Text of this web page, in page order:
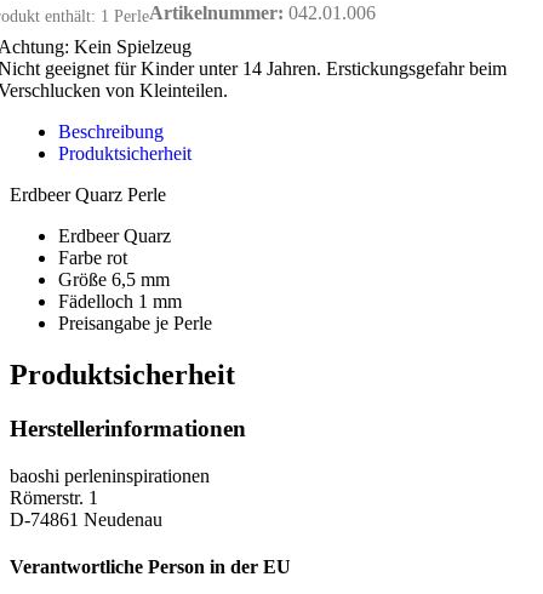
enthält: 1 PerleArtikelnummer: 042.01.006
Kein Spielzeug
geeignet für Kinder unter 14 Jahren. Erstickungsgefahr beim
von Kleinteilen.
Beschreibung
Produktsicherheit
Erdbeer Quarz Perle
Erdbeer Quarz
Farbe rot
Größe 6,5 mm
Fädelloch 1 mm
Preisangabe je Perle
Produktsicherheit
Herstellerinformationen
baoshi perleninspirationen
Römerstr. 1
D-74861 Neudenau
Verantwortliche Person in der EU